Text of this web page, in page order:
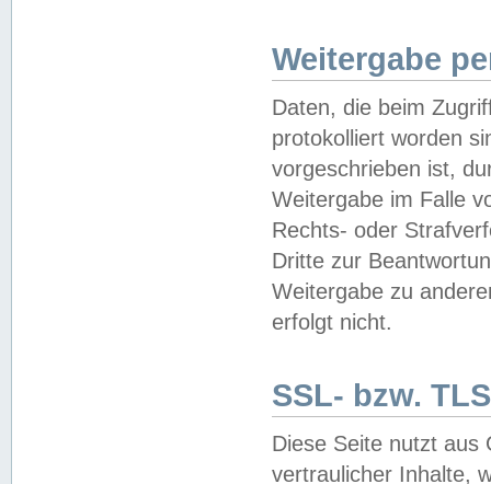
Weitergabe
Daten, die beim
protokolliert worden
vorgeschrieben ist,
Weitergabe im Falle
Rechts- oder
Dritte zur
Weitergabe zu
erfolgt nicht.
SSL- bzw.
Diese Seite nutzt aus
vertraulicher Inhalte,